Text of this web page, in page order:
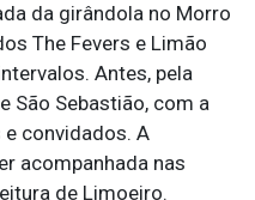
da girândola no Morro
The Fevers e Limão
Antes, pela
São Sebastião, com a
convidados. A
acompanhada nas
de Limoeiro.